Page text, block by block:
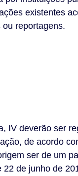
existentes
reportagens.
IV deverão ser
de acordo
ser de um
de junho de